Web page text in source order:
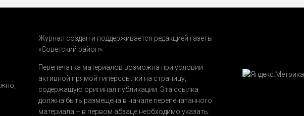
Журнал создан и поддерживается редакцией газеты
«Советский район».
Перепечатка материалов возможна при условии
активной прямой гиперссылки на страницу,
содержащую оригинал публикации. Эта ссылка
должна быть размещена в начале перепечатанного
материала – в первом абзаце необходимо указать: